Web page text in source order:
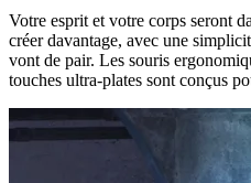
Votre esprit et votre corps seront
créer davantage, avec une
vont de pair. Les souris
touches ultra-plates sont conçus